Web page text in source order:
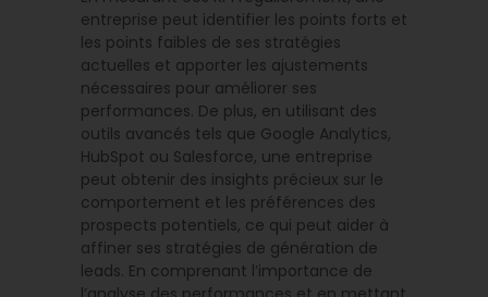
entreprise peut identifier les points forts et
les points faibles de ses stratégies
actuelles et apporter les ajustements
nécessaires pour améliorer ses
performances. De plus, en utilisant des
outils avancés tels que Google Analytics,
HubSpot ou Salesforce, une entreprise
peut obtenir des insights précieux sur le
comportement et les préférences des
prospects potentiels, ce qui peut aider à
affiner ses stratégies de génération de
leads. En comprenant l’importance de